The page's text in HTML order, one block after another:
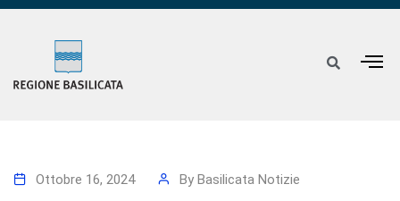
Ottobre 16, 2024 By Basilicata Notizie